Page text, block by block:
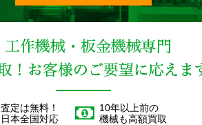
査定は無料！
日本全国対応
10年以上前の
機械も高額買取